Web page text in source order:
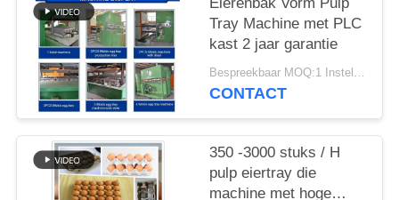
Eierenbak Vorm Pulp
Tray Machine met PLC
kast 2 jaar garantie
Bespreekbaar MOQ:1 Instellen
CONTACT
350 -3000 stuks / H
pulp eiertray die
machine met hoge